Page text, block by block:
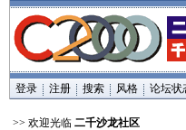
登录 注册 搜索 风格 论坛状
>> 欢迎光临 二千沙龙社区